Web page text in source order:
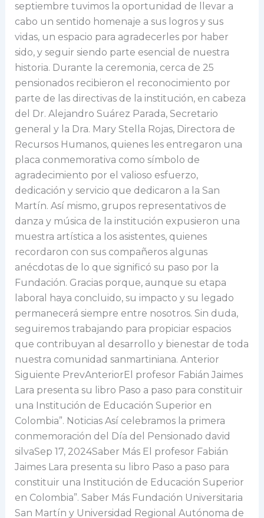
septiembre tuvimos la oportunidad de llevar a
cabo un sentido homenaje a sus logros y sus
vidas, un espacio para agradecerles por haber
sido, y seguir siendo parte esencial de nuestra
historia. Durante la ceremonia, cerca de 25
pensionados recibieron el reconocimiento por
parte de las directivas de la institución, en cabeza
del Dr. Alejandro Suárez Parada, Secretario
general y la Dra. Mary Stella Rojas, Directora de
Recursos Humanos, quienes les entregaron una
placa conmemorativa como símbolo de
agradecimiento por el valioso esfuerzo,
dedicación y servicio que dedicaron a la San
Martín. Así mismo, grupos representativos de
danza y música de la institución expusieron una
muestra artística a los asistentes, quienes
recordaron con sus compañeros algunas
anécdotas de lo que significó su paso por la
Fundación. Gracias porque, aunque su etapa
laboral haya concluido, su impacto y su legado
permanecerá siempre entre nosotros. Sin duda,
seguiremos trabajando para propiciar espacios
que contribuyan al desarrollo y bienestar de toda
nuestra comunidad sanmartiniana. Anterior
Siguiente PrevAnteriorEl profesor Fabián Jaimes
Lara presenta su libro Paso a paso para constituir
una Institución de Educación Superior en
Colombia”. Noticias Así celebramos la primera
conmemoración del Día del Pensionado david
silvaSep 17, 2024Saber Más El profesor Fabián
Jaimes Lara presenta su libro Paso a paso para
constituir una Institución de Educación Superior
en Colombia”. Saber Más Fundación Universitaria
San Martín y Universidad Regional Autónoma de